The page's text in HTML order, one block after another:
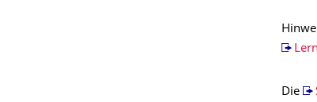
Die